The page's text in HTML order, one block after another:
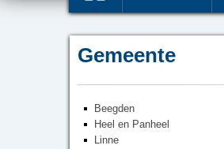
Gemeente
Beegden
Heel en Panheel
Linne